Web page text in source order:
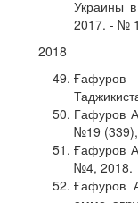
Украины
2017. - №
2018
Ғафуров
Ғафуров
№19 (339),
Ғафуров
№4, 2018.
Ғафуров